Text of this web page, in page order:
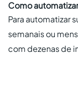
Como
Para automatizar
semanais ou
com dezenas de